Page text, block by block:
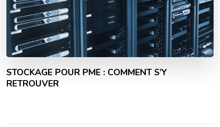
STOCKAGE POUR PME : COMMENT S’Y
RETROUVER